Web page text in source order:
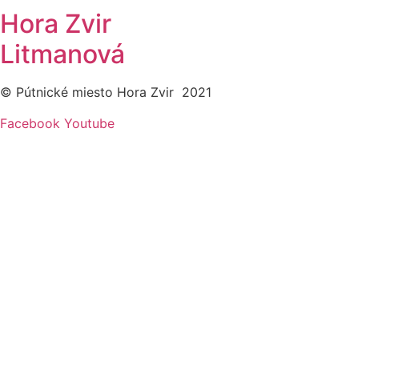
Hora Zvir
Litmanová
© Pútnické miesto Hora Zvir 2021
Facebook Youtube